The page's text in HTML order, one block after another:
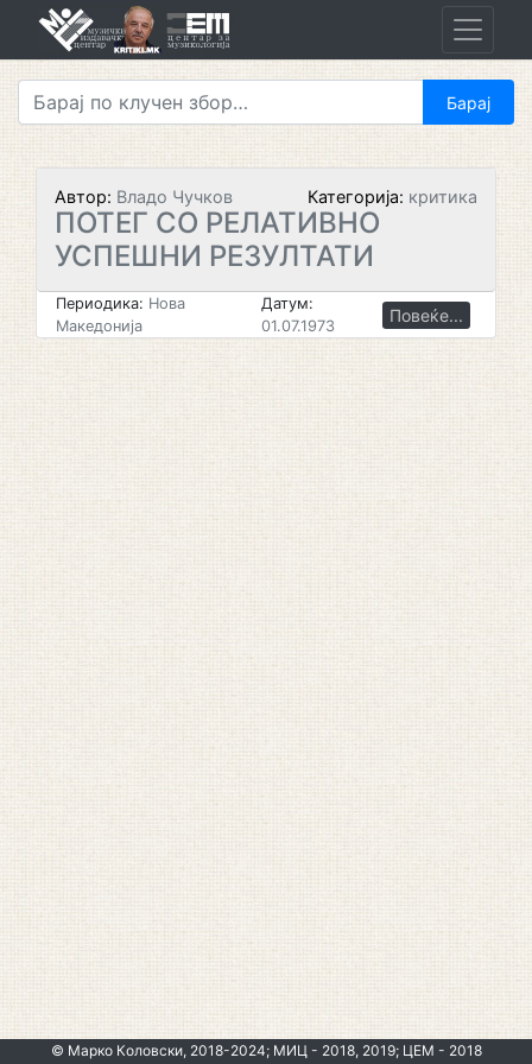
Автор: Владо Чучков Категорија: критика
ПОТЕГ СО РЕЛАТИВНО
УСПЕШНИ РЕЗУЛТАТИ
Периодика: Нова
Македонија
Датум:
01.07.1973
Повеќе...
© Марко Коловски, 2018-2024; МИЦ - 2018, 2019; ЦЕМ - 2018